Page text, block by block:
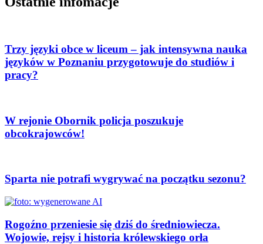
Trzy języki obce w liceum – jak intensywna nauka
języków w Poznaniu przygotowuje do studiów i
pracy?
W rejonie Obornik policja poszukuje
obcokrajowców!
Sparta nie potrafi wygrywać na początku sezonu?
Rogoźno przeniesie się dziś do średniowiecza.
Wojowie, rejsy i historia królewskiego orła